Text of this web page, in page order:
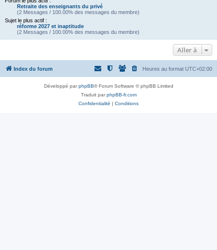
Retraite des enseignants du privé
(2 Messages / 100.00% des messages du membre)
Sujet le plus actif :
réforme 2027 et inaptitude
(2 Messages / 100.00% des messages du membre)
Aller à
Index du forum Heures au format UTC+02:00
Développé parphpBB® Forum Software © phpBB Limited
Traduit parphpBB-fr.com
Confidentialité | Conditions